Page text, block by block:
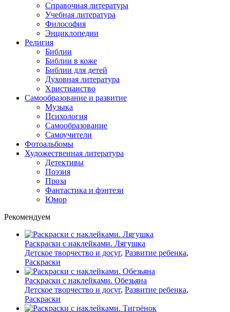
Справочная литература
Учебная литература
Философия
Энциклопедии
Религия
Библии
Библии в коже
Библии для детей
Духовная литература
Христианство
Самообразование и развитие
Музыка
Психология
Самообразование
Самоучители
Фотоальбомы
Художественная литература
Детективы
Поэзия
Проза
Фантастика и фэнтези
Юмор
Рекомендуем
Раскраски с наклейками. Лягушка
Детское творчество и досуг, Развитие ребенка,
Раскраски
Раскраски с наклейками. Обезьяна
Детское творчество и досуг, Развитие ребенка,
Раскраски